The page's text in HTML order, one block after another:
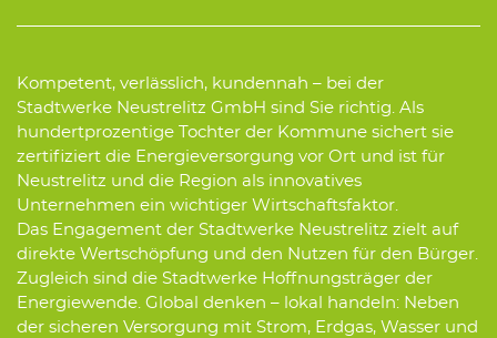
Kompetent, verlässlich, kundennah – bei der
Stadtwerke Neustrelitz GmbH sind Sie richtig. Als
hundertprozentige Tochter der Kommune sichert sie
zertifiziert die Energieversorgung vor Ort und ist für
Neustrelitz und die Region als innovatives
Unternehmen ein wichtiger Wirtschaftsfaktor.
Das Engagement der Stadtwerke Neustrelitz zielt auf
direkte Wertschöpfung und den Nutzen für den Bürger.
Zugleich sind die Stadtwerke Hoffnungsträger der
Energiewende. Global denken – lokal handeln: Neben
der sicheren Versorgung mit Strom, Erdgas, Wasser und